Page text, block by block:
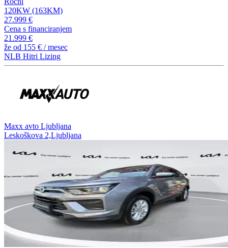
120KW (163KM)
27.999 €
Cena s financiranjem
21.999 €
že od 155 € / mesec
NLB Hitri Lizing
⁠Maxx avto Ljubljana
Leskoškova 2,Ljubljana